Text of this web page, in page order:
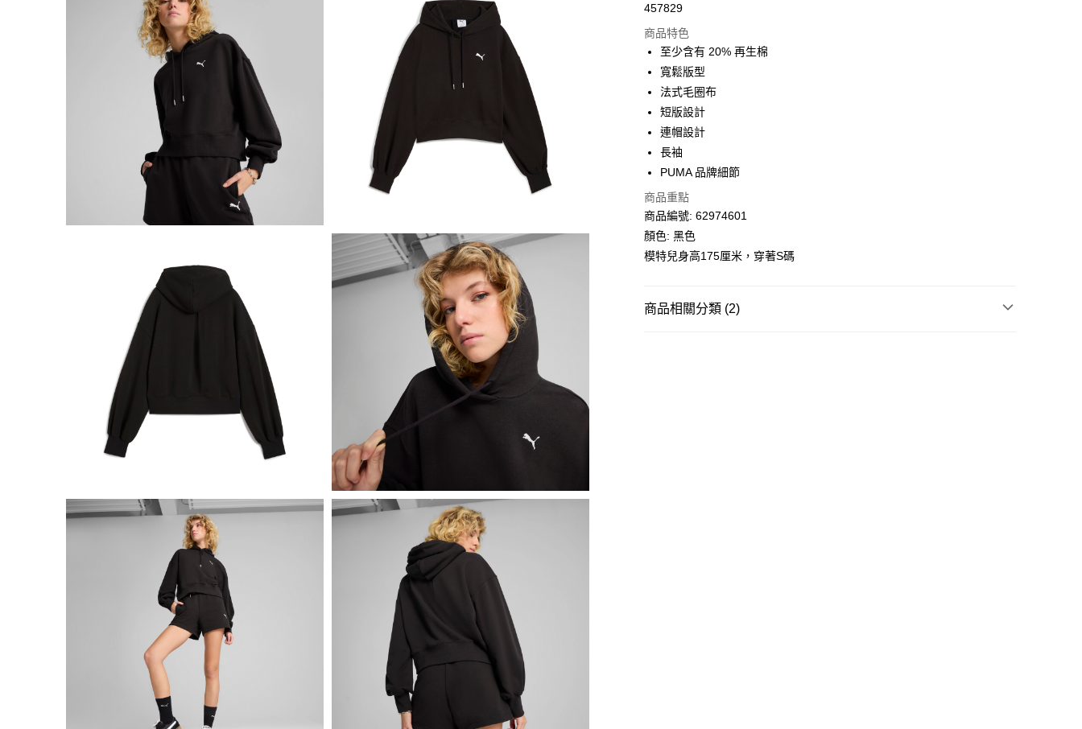
相關說明
Alipay, PayMe, WeChat Pay, UnionPay, FPS
送貨方式
單筆訂單淨值滿$399可享免運費優惠
每筆HK$30.00，滿HK$399.00或以上免運費
滿$599可享澳門免運費優惠
457829
商品特色
至少含有 20% 再生棉
寬鬆版型
法式毛圈布
短版設計
連帽設計
長袖
PUMA 品牌細節
商品重點
商品編號: 62974601
顏色: 黑色
模特兒身高175厘米，穿著S碼
商品相關分類 (2)